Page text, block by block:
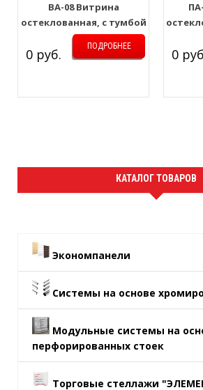
ВА-08 Витрина
остеклованная, с тумбой
(узкая)
0 руб. ПОДРОБНЕЕ 0
КАТАЛОГ ТОВАРОВ
Экономпанели
Системы на основе
Модульные системы на
перфорированных стоек
Торговые стеллажи